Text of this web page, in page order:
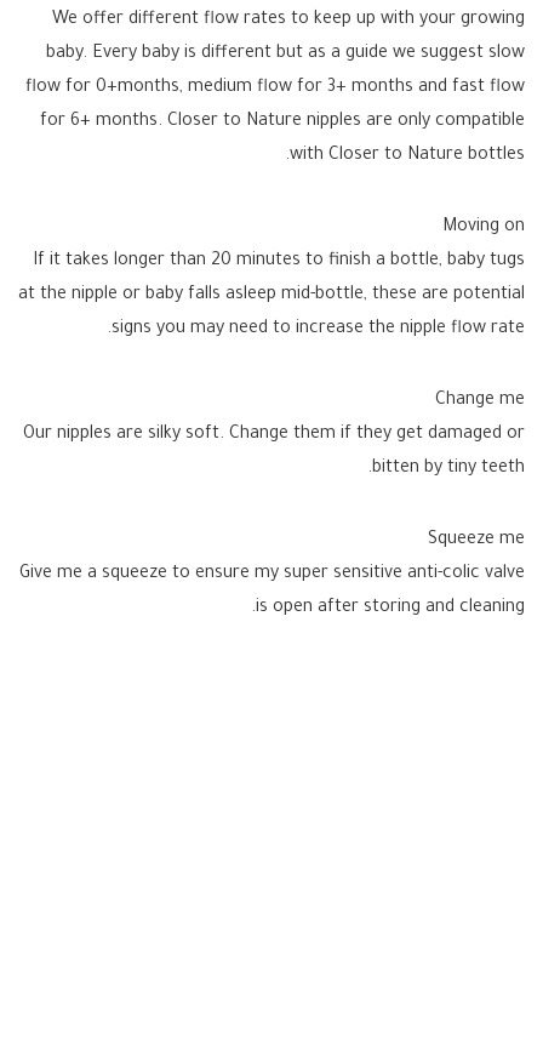
We offer different flow rates to keep up with your growing
baby. Every baby is different but as a guide we suggest slow
flow for 0+months, medium flow for 3+ months and fast flow
for 6+ months. Closer to Nature nipples are only compatible
with Closer to Nature bottles.
Moving on
If it takes longer than 20 minutes to finish a bottle, baby tugs
at the nipple or baby falls asleep mid-bottle, these are potential
signs you may need to increase the nipple flow rate.
Change me
Our nipples are silky soft. Change them if they get damaged or
bitten by tiny teeth.
Squeeze me
Give me a squeeze to ensure my super sensitive anti-colic valve
is open after storing and cleaning.